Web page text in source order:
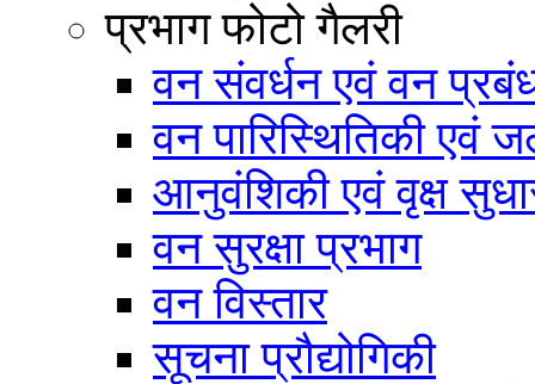
प्रभाग फोटो गैलरी
वन संवर्धन एवं वन
वन पारिस्थितिकी एवं
आनुवंशिकी एवं वृक्ष
वन सुरक्षा प्रभाग
वन विस्तार
सूचना प्रौद्योगिकी